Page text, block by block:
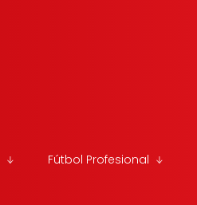
Fútbol Profesional